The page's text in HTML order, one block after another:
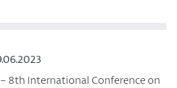
8th International Conference on